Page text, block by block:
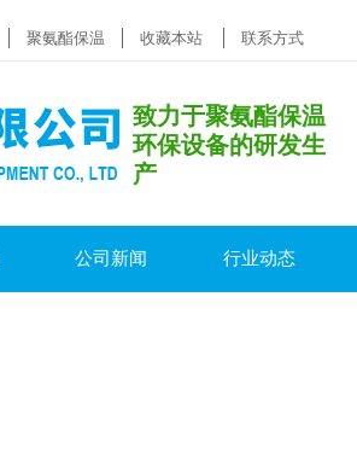
聚氨酯保温 收藏本站 联系方式
致力于聚氨酯保温
环保设备的研发生
产
公司新闻 行业动态